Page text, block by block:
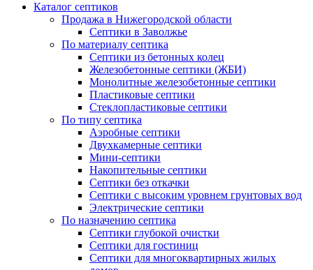
Каталог септиков
Продажа в Нижегородской области
Септики в Заволжье
По материалу септика
Септики из бетонных колец
Железобетонные септики (ЖБИ)
Монолитные железобетонные септики
Пластиковые септики
Стеклопластиковые септики
По типу септика
Аэробные септики
Двухкамерные септики
Мини-септики
Накопительные септики
Септики без откачки
Септики с высоким уровнем грунтовых вод
Электрические септики
По назначению септика
Септики глубокой очистки
Септики для гостиниц
Септики для многоквартирных жилых